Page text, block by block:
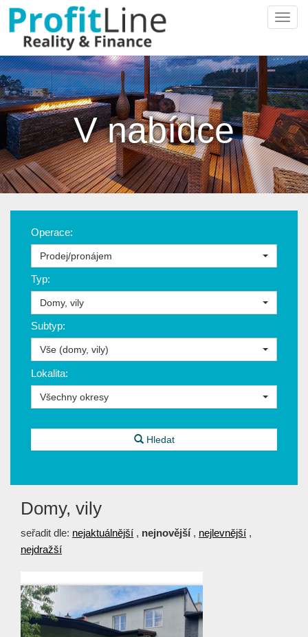
V nabídce
Operace:
Prodej/pronájem
Typ:
Domy, vily
Subtyp:
Vše (domy, vily)
Lokalita:
Všechny okresy
Hledat
Domy, vily
seřadit dle: nejaktuálnější , nejnovější , nejlevnější ,
nejdražší